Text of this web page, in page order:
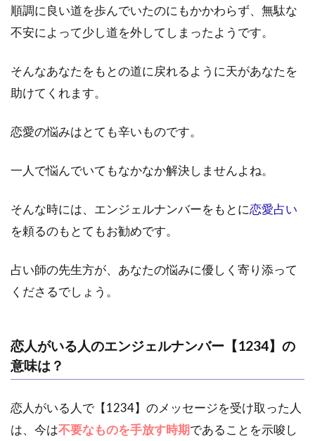
順調に良い道を歩んでいたのにもかかわらず、無駄な
不安によって少し道を外してしまったようです。
そんなあなたをもとの道に戻れるように天があなたを
助けてくれます。
恋愛の悩みはとても辛いものです。
一人で悩んでいてもなかなか解決しませんよね。
そんな時には、エンジェルナンバーをもとに恋愛占い
を頼るのもとてもお勧めです。
占い師の先生方が、あなたの悩みに優しく寄り添って
くださるでしょう。
恋人がいる人のエンジェルナンバー【1234】の
意味は？
恋人がいる人で【1234】のメッセージを受け取った人
は、今は不要なものを手放す時期であることを示唆し